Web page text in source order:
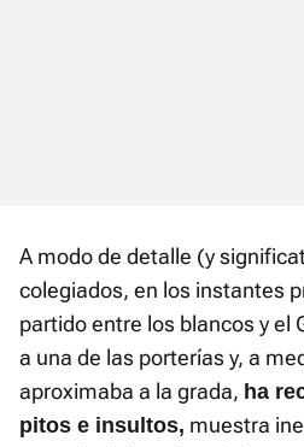
A modo de detalle (y
colegiados, en los instantes
partido entre los blancos y el
a una de las porterías y, a
aproximaba a la grada, ha
pitos e insultos, muestra